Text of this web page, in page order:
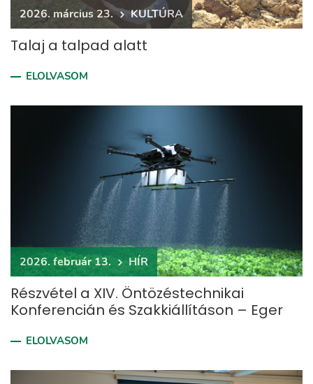
2026. március 23. KULTÚRA
Talaj a talpad alatt
ELOLVASOM
2026. február 13. HÍR
Részvétel a XIV. Öntözéstechnikai
Konferencián és Szakkiállításon – Eger
ELOLVASOM